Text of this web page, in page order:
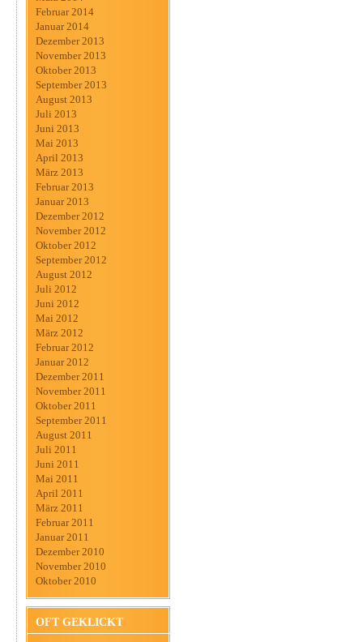
Februar 2014
Januar 2014
Dezember 2013
November 2013
Oktober 2013
September 2013
August 2013
Juli 2013
Juni 2013
Mai 2013
April 2013
März 2013
Februar 2013
Januar 2013
Dezember 2012
November 2012
Oktober 2012
September 2012
August 2012
Juli 2012
Juni 2012
Mai 2012
März 2012
Februar 2012
Januar 2012
Dezember 2011
November 2011
Oktober 2011
September 2011
August 2011
Juli 2011
Juni 2011
Mai 2011
April 2011
März 2011
Februar 2011
Januar 2011
Dezember 2010
November 2010
Oktober 2010
OFT GEKLICKT